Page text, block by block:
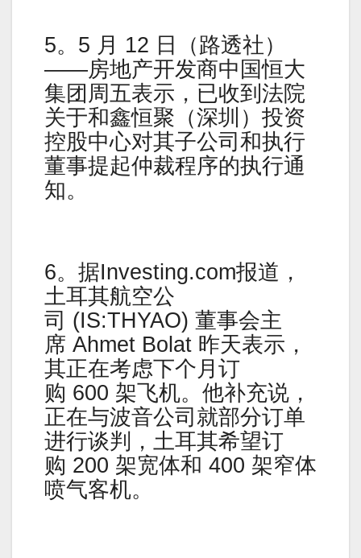
5。5 月 12 日（路透社）
——房地产开发商中国恒大
集团周五表示，已收到法院
关于和鑫恒聚（深圳）投资
控股中心对其子公司和执行
董事提起仲裁程序的执行通
知。
6。据Investing.com报道，
土耳其航空公
司 (IS:THYAO) 董事会主
席 Ahmet Bolat 昨天表示，
其正在考虑下个月订
购 600 架飞机。他补充说，
正在与波音公司就部分订单
进行谈判，土耳其希望订
购 200 架宽体和 400 架窄体
喷气客机。